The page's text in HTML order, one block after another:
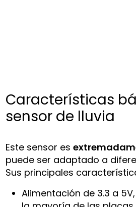
Características
sensor de lluvia
Este sensor es
puede ser adaptado a
Sus principales
Alimentación de 3.3 a 5V,